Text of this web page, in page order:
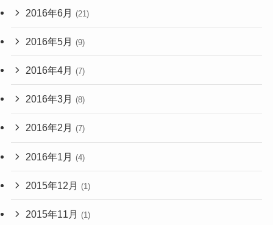
2016年6月 (21)
2016年5月 (9)
2016年4月 (7)
2016年3月 (8)
2016年2月 (7)
2016年1月 (4)
2015年12月 (1)
2015年11月 (1)